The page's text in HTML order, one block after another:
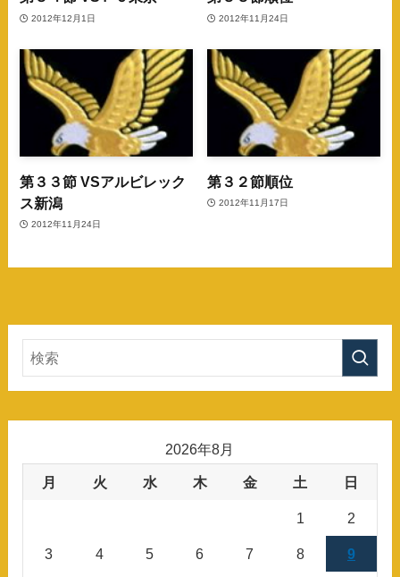
2012年12月1日 2012年11月24日
第３３節 VSアルビレック
ス新潟
2012年11月24日
第３２節順位
2012年11月17日
2026年8月
月 火 水 木 金 土 日
1 2
3 4 5 6 7 8 9